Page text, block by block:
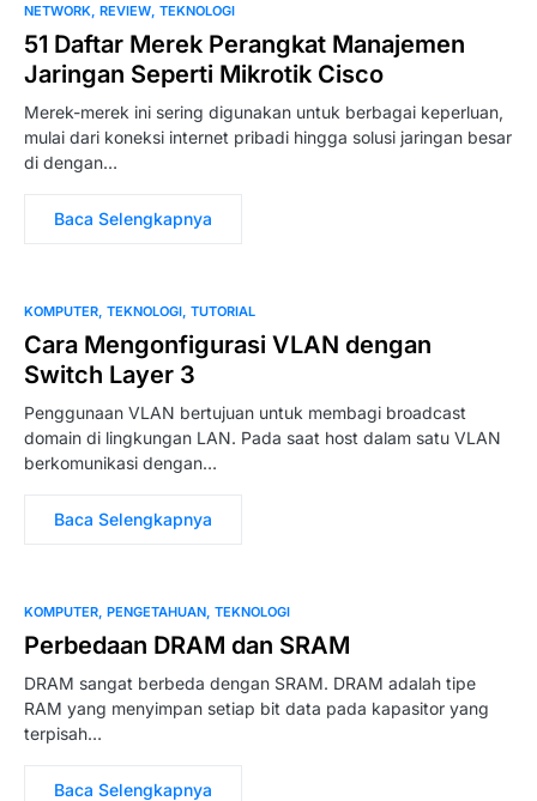
NETWORK REVIEW TEKNOLOGI
51 Daftar Merek Perangkat Manajemen
Jaringan Seperti Mikrotik Cisco
Merek-merek ini sering digunakan untuk berbagai keperluan,
mulai dari koneksi internet pribadi hingga solusi jaringan besar
di dengan…
Baca Selengkapnya
KOMPUTER TEKNOLOGI TUTORIAL
Cara Mengonfigurasi VLAN dengan
Switch Layer 3
Penggunaan VLAN bertujuan untuk membagi broadcast
domain di lingkungan LAN. Pada saat host dalam satu VLAN
berkomunikasi dengan…
Baca Selengkapnya
KOMPUTER PENGETAHUAN TEKNOLOGI
Perbedaan DRAM dan SRAM
DRAM sangat berbeda dengan SRAM. DRAM adalah tipe
RAM yang menyimpan setiap bit data pada kapasitor yang
terpisah…
Baca Selengkapnya